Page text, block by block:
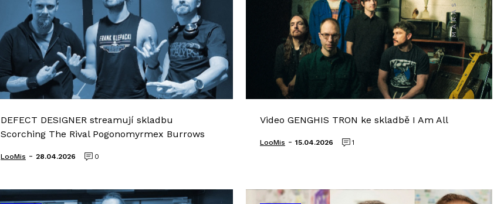
DEFECT DESIGNER streamují skladbu
Scorching The Rival Pogonomyrmex Burrows
LooMis - 28.04.2026 0
Video GENGHIS TRON ke skladbě I Am All
LooMis - 15.04.2026 1